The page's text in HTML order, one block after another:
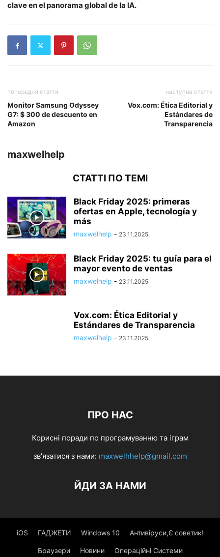
clave en el panorama global de la IA.
попередня стаття
Monitor Samsung Odyssey
G7: $ 300 de descuento en
Amazon
наступна стаття
Vox.com: Ética Editorial y
Estándares de
Transparencia
maxwelhelp
СТАТТІ ПО ТЕМІ
Black Friday 2025: primeras
ofertas en Apple, tecnología y
más
maxwelhelp - 23.11.2025
Black Friday 2025: tu guía para el
mayor evento de ventas
maxwelhelp - 23.11.2025
Vox.com: Ética Editorial y
Estándares de Transparencia
maxwelhelp - 23.11.2025
ПРО НАС
Корисні поради по програмуванню та іграм
зв'язатися з нами: maxwelhhelp@gmail.com
ЙДИ ЗА НАМИ
iOS ГАДЖЕТИ Windows 10 Антивіруси,Є советик!
Браузери Новини Операційні Системи